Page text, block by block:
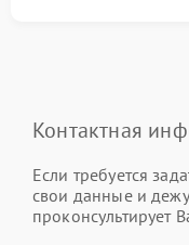
Контактная
Если требуется
свои данные и
проконсультирует